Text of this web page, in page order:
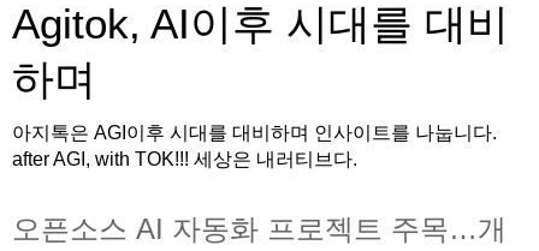
Agitok, AI이후 시대를 대비
하며
아지톡은 AGI이후 시대를 대비하며 인사이트를 나눕니다.
after AGI, with TOK!!! 세상은 내러티브다.
오픈소스 AI 자동화 프로젝트 주목…개